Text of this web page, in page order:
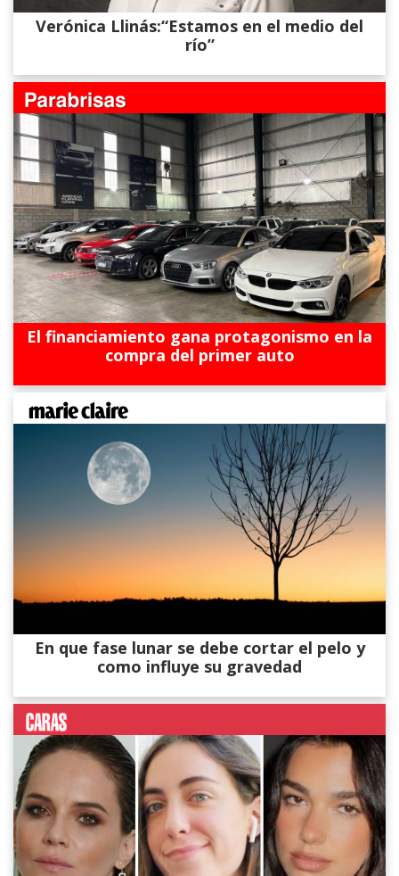
Verónica Llinás:“Estamos en el medio del
río”
El financiamiento gana protagonismo en la
compra del primer auto
En que fase lunar se debe cortar el pelo y
como influye su gravedad